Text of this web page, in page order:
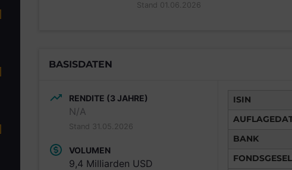
Stand 01.06.2026
BASISDATEN
RENDITE (3 JAHRE)
N/A
Stand 31.05.2026
VOLUMEN
9,4 Milliarden USD
ISIN
BANK